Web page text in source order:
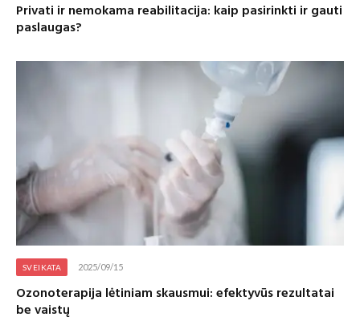
Privati ir nemokama reabilitacija: kaip pasirinkti ir gauti
paslaugas?
SVEIKATA 2025/09/15
Ozonoterapija lėtiniam skausmui: efektyvūs rezultatai
be vaistų